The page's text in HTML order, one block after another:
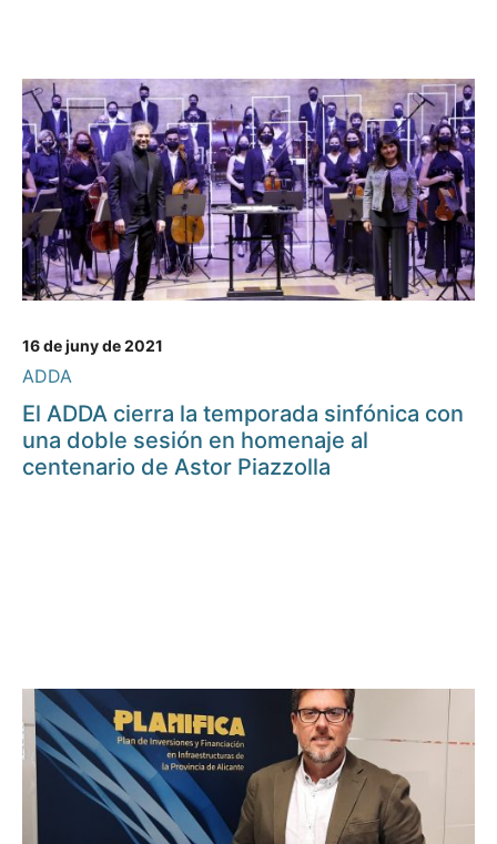
16 de juny de 2021
ADDA
El ADDA cierra la temporada sinfónica con
una doble sesión en homenaje al
centenario de Astor Piazzolla